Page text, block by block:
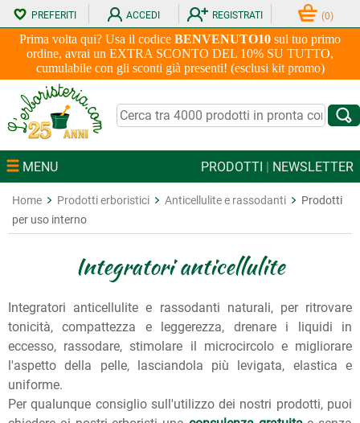
Prima volta qui? Usa il codice BENVENUTO10 sul tuo primo
ordine, avrai un EXTRA SCONTO DEL 10% SU TUTTO,
cumulabile con gli sconti già presenti! (esclusi kit promo)
PREFERITI ACCEDI REGISTRATI (0)
MENU PRODOTTI | NEWSLETTER
Home Prodotti erboristici Anticellulite e rassodanti
Prodotti
per uso interno
Integratori anticellulite
Integratori anticellulite e rassodanti naturali, per ritrovare
tonicità, compattezza e leggerezza, drenare i liquidi in
eccesso, rassodare, stimolare il microcircolo e migliorare
l'aspetto della pelle, lasciandola più levigata, elastica e
uniforme.
Per qualunque consiglio sull'utilizzo dei nostri prodotti, puoi